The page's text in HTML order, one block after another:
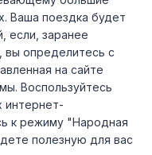
Ваша поездка будет
если, заранее
определитесь с
на сайте
Воспользуйтесь
интернет-
к режиму "Народная
полезную для вас